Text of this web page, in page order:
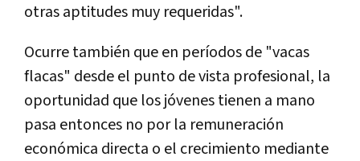
otras aptitudes muy requeridas".
Ocurre también que en períodos de "vacas
flacas" desde el punto de vista profesional, la
oportunidad que los jóvenes tienen a mano
pasa entonces no por la remuneración
económica directa o el crecimiento mediante